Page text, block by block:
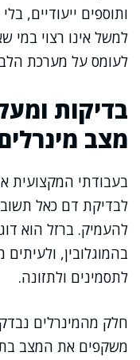
ותוספים ייעודיים,
למשל אינו רצוי במי
לעומס על מערכת
בדיקות
מצב
בעבודתי המקצועית
לבדיקת דם כאל
להעמיק. ברזל הוא
בהמוגלובין,
לתסמינים ולתזונה.
חלק מהמינרלים
משקפים את המצב